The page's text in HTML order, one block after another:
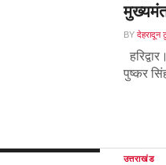
BY देहरादून
पुष्कर
उत्तराखंड